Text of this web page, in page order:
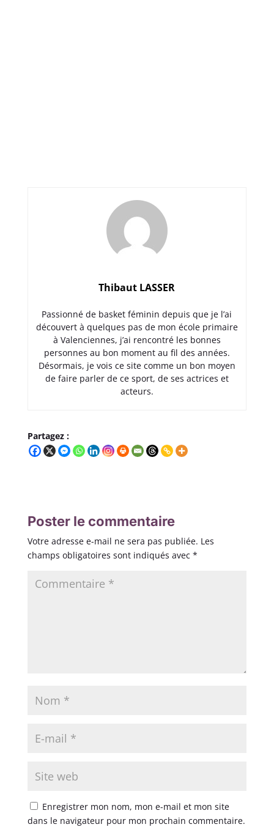
Thibaut LASSER
Passionné de basket féminin depuis que je l’ai
découvert à quelques pas de mon école primaire
à Valenciennes, j’ai rencontré les bonnes
personnes au bon moment au fil des années.
Désormais, je vois ce site comme un bon moyen
de faire parler de ce sport, de ses actrices et
acteurs.
Partagez :
Poster le commentaire
Votre adresse e-mail ne sera pas publiée. Les
champs obligatoires sont indiqués avec *
Enregistrer mon nom, mon e-mail et mon site
dans le navigateur pour mon prochain commentaire.